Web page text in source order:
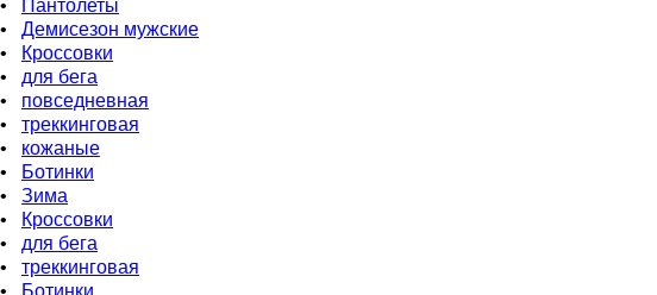
•
Пантолеты
• Демисезон мужские
•
Кроссовки
• для бега
• повседневная
• треккинговая
• кожаные
•
Ботинки
• Зима
•
Кроссовки
• для бeга
• треккинговая
•
Ботинки